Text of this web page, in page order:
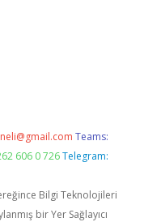
Teams:
606 0 726 Telegram:
Bilgi Teknolojileri
bir Yer Sağlayıcı